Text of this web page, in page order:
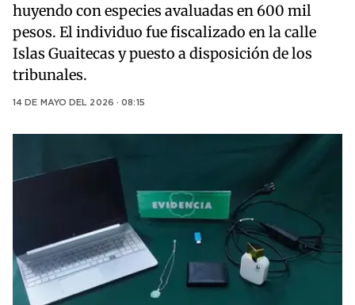
huyendo con especies avaluadas en 600 mil
pesos. El individuo fue fiscalizado en la calle
Islas Guaitecas y puesto a disposición de los
tribunales.
14 DE MAYO DEL 2026 · 08:15